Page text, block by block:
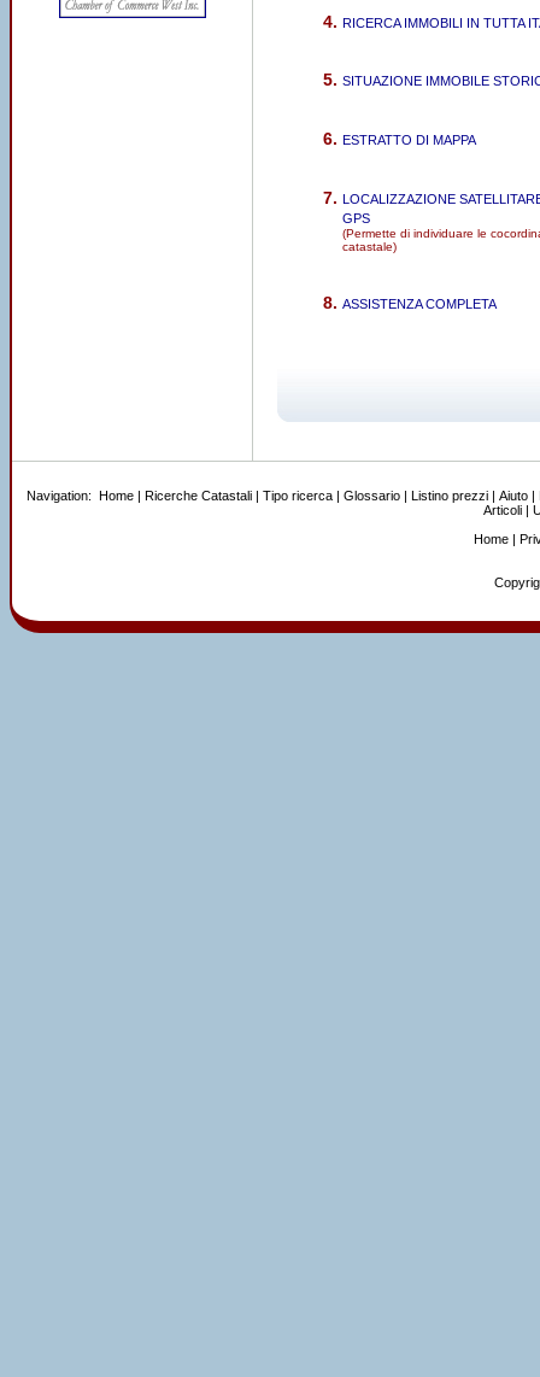
RICERCA IMMOBILI IN TUTTA
SITUAZIONE IMMOBILE
ESTRATTO DI MAPPA
LOCALIZZAZIONE
GPS
(Permette di individuare le
catastale)
ASSISTENZA COMPLETA
Navigation: Home| Ricerche Catastali| Tipo ricerca| Glossario| Listino prezzi| Aiuto|
Articoli |
Home|